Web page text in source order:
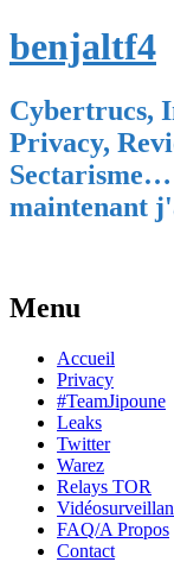
benjaltf4
Cybertrucs,
Privacy,
maintenant
Menu
Skip
content
Accueil
Privacy
#TeamJipoune
Leaks
Twitter
Warez
Relays TOR
FAQ/A Propos
Contact